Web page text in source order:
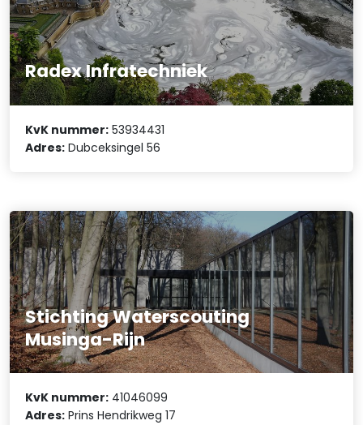
Radex Infratechniek
KvK nummer: 53934431
Adres: Dubceksingel 56
Stichting Waterscouting
Musinga-Rijn
KvK nummer: 41046099
Adres: Prins Hendrikweg 17